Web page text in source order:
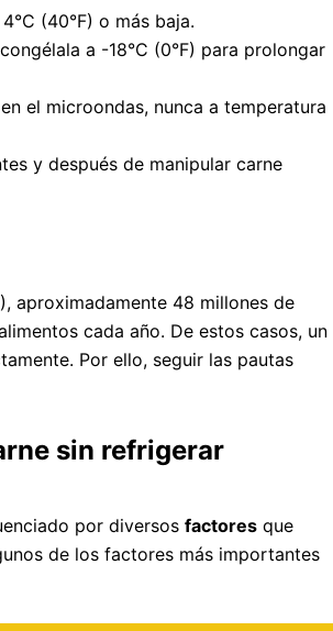
(40°F) o más baja.
a -18°C (0°F) para prolongar
el microondas, nunca a temperatura
y después de manipular carne
aproximadamente 48 millones de
cada año. De estos casos, un
Por ello, seguir las pautas
sin refrigerar
por diversos factores que
de los factores más importantes